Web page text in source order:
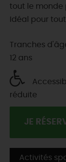
tout le monde
Idéal pour
Tranches
12 ans
réduite
JE
Activités